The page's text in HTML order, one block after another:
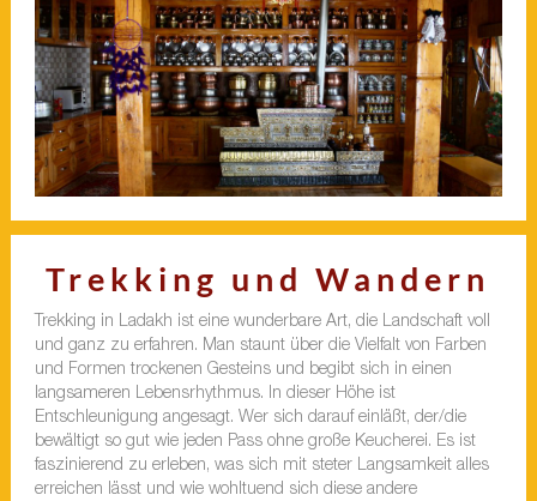
Trekking und Wandern
Trekking in Ladakh ist eine wunderbare Art, die Landschaft voll
und ganz zu erfahren. Man staunt über die Vielfalt von Farben
und Formen trockenen Gesteins und begibt sich in einen
langsameren Lebensrhythmus. In dieser Höhe ist
Entschleunigung angesagt. Wer sich darauf einläßt, der/die
bewältigt so gut wie jeden Pass ohne große Keucherei. Es ist
faszinierend zu erleben, was sich mit steter Langsamkeit alles
erreichen lässt und wie wohltuend sich diese andere